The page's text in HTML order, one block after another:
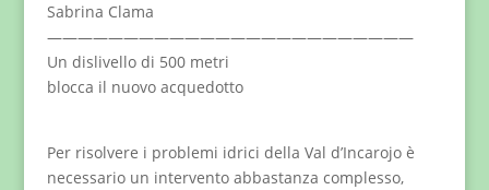
Sabrina Clama
————————————————————————
Un dislivello di 500 metri
blocca il nuovo acquedotto
Per risolvere i problemi idrici della Val d’Incarojo è
necessario un intervento abbastanza complesso,